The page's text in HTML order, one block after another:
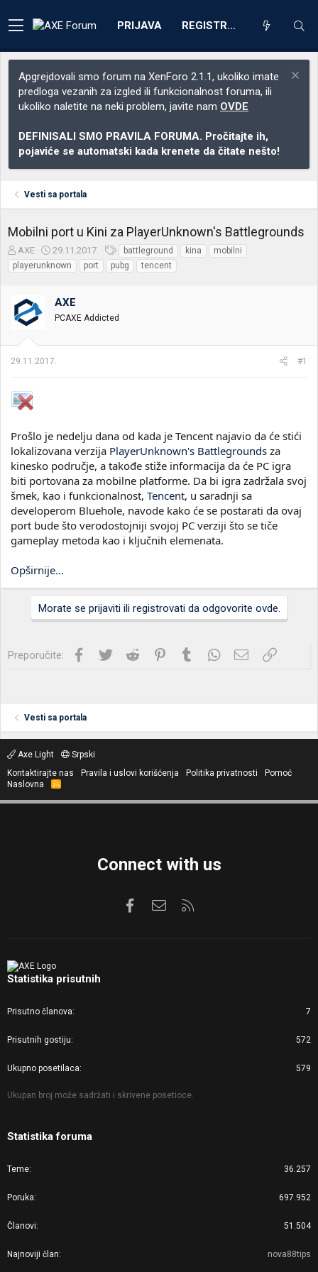
PRIJAVA REGISTRACIJA
Apgrejdovali smo forum na XenForo 2.1.1, ukoliko imate
predloga vezanih za izgled ili funkcionalnost foruma, ili
ukoliko naletite na neki problem, javite nam OVDE
DEFINISALI SMO PRAVILA FORUMA. Pročitajte ih,
pojaviće se automatski kada krenete da čitate nešto!
Vesti sa portala
Mobilni port u Kini za PlayerUnknown's Battlegrounds
Z
a
č
t
n
e
e
AXE
D
a
t
m
p
e
29.11.2017.
z
n
e
battleground kina
mobilni
playerunknown
port pubg tencent
AXE
PCAXE Addicted
29.11.2017. #1
Prošlo je nedelju dana od kada je Tencent najavio da će stići
lokalizovana verzija PlayerUnknown's Battlegrounds za
kinesko područje, a takođe stiže informacija da će PC igra
biti portovana za mobilne platforme. Da bi igra zadržala svoj
šmek, kao i funkcionalnost, Tencent, u saradnji sa
developerom Bluehole, navode kako će se postarati da ovaj
port bude što verodostojniji svojoj PC verziji što se tiče
gameplay metoda kao i ključnih elemenata.
Opširnije...
Morate se prijaviti ili registrovati da odgovorite ovde.
Preporučite: Facebook
Twitter Reddit PinterestTumblrWhatsApp
Imejl Link
Vesti sa portala
Axe Light
Srpski
Kontaktirajte nas
Pravila i uslovi korišćenja Politika privatnosti
Pomoć
Naslovna
R
S
Connect with us
FacebookKontaktirajte nas
Statistika prisutnih
Prisutno članova 7
Prisutnih gostiju 572
Ukupno posetilaca 579
Ukupan broj može sadržati i skrivene posetioce.
Statistika foruma
Teme 36.257
Poruka 697.952
Članovi 51.504
Najnoviji član nova88tips